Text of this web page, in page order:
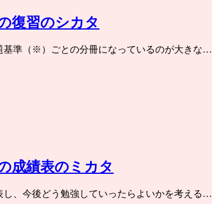
復習のシカタ
基準（※）ごとの分冊になっているのが大きな…
成績表のミカタ
、今後どう勉強していったらよいかを考える…